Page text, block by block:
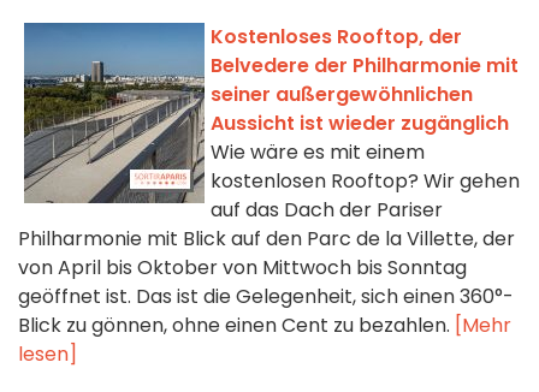
Kostenloses Rooftop, der
Belvedere der Philharmonie mit
seiner außergewöhnlichen
Aussicht ist wieder zugänglich
Wie wäre es mit einem
kostenlosen Rooftop? Wir gehen
auf das Dach der Pariser
Philharmonie mit Blick auf den Parc de la Villette, der
von April bis Oktober von Mittwoch bis Sonntag
geöffnet ist. Das ist die Gelegenheit, sich einen 360°-
Blick zu gönnen, ohne einen Cent zu bezahlen. [Mehr
lesen]